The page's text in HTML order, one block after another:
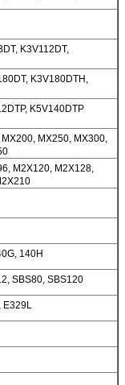
K3V112DT,
K3V180DTH,
K5V140DTP
MX250, MX300,
M2X120, M2X128,
140H
SBS80, SBS120
E329L